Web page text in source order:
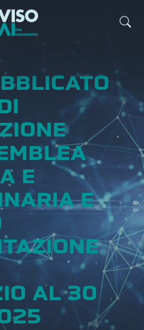
E
E
AL 30